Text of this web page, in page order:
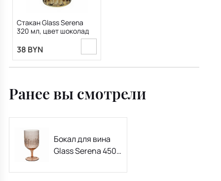
Стакан Glass Serena
320 мл, цвет шоколад
38 BYN
Ранее вы смотрели
Бокал для вина
Glass Serena 450